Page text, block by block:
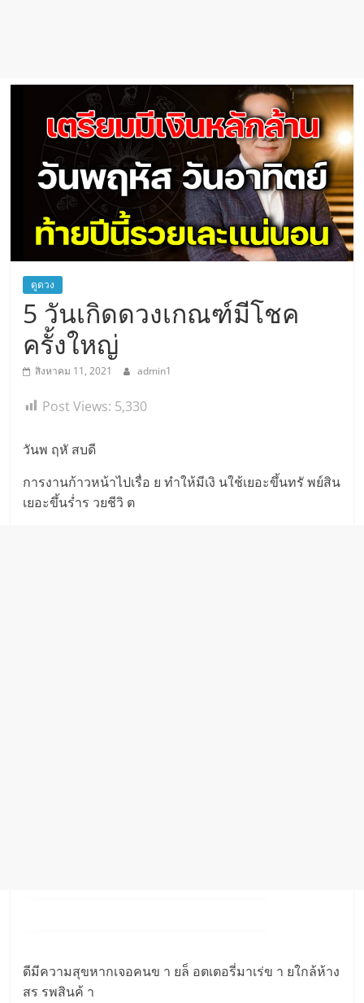
ดูดวง
5 วันเกิดดวงเกณฑ์มีโชค
ครั้งใหญ่
สิงหาคม 11, 2021 admin1
Post Views: 5,330
วันพ ฤหั สบดี
การงานก้าวหน้าไปเรื่อ ย ทำให้มีเงิ นใช้เยอะขึ้นทรั พย์สิน
เยอะขึ้นร่ำร วยชีวิ ต
ดีมีความสุขหากเจอคนข า ยล็ อตเตอรี่มาเร่ข า ยใกล้ห้าง
สร รพสินค้ า